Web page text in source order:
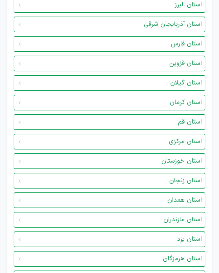
استان البرز
استان آذربایجان شرقی
استان فارس
استان قزوین
استان گیلان
استان کرمان
استان قم
استان مرکزی
استان خوزستان
استان زنجان
استان همدان
استان مازندران
استان یزد
استان هرمزگان